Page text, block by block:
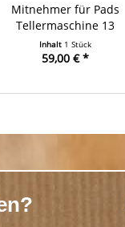
Mitnehmer für Pads
Tellermaschine 13
Inhalt 1 Stück
59,00 € *